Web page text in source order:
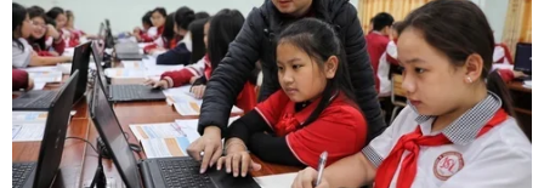
(Ảnh minh họa. Xuân Triệu/TTXVN)
Phó Thủ tướng Chính phủ Hồ Đức Phớc đã ký
Quyết định số 1402/QĐ-TTg giao bổ sung kế
hoạch đầu tư công trung hạn vốn ngân sách
Trung ương từ dự phòng chung của kế hoạch